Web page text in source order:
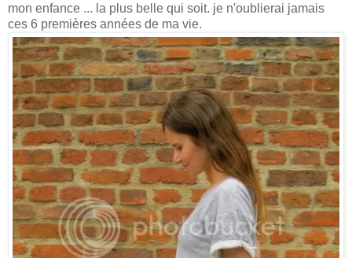
mon enfance ... la plus belle qui soit. je n'oublierai jamais
ces 6 premières années de ma vie.